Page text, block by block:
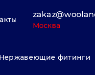
Москва
Нержавеющие фитинги